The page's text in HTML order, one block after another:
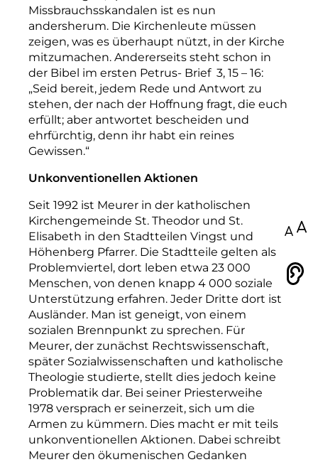
Missbrauchsskandalen ist es nun
andersherum. Die Kirchenleute müssen
zeigen, was es überhaupt nützt, in der Kirche
mitzumachen. Andererseits steht schon in
der Bibel im ersten Petrus- Brief 3, 15 – 16:
„Seid bereit, jedem Rede und Antwort zu
stehen, der nach der Hoffnung fragt, die euch
erfüllt; aber antwortet bescheiden und
ehrfürchtig, denn ihr habt ein reines
Gewissen.“
Unkonventionellen Aktionen
Seit 1992 ist Meurer in der katholischen
Kirchengemeinde St. Theodor und St.
Elisabeth in den Stadtteilen Vingst und
Höhenberg Pfarrer. Die Stadtteile gelten als
Problemviertel, dort leben etwa 23 000
Menschen, von denen knapp 4 000 soziale
Unterstützung erfahren. Jeder Dritte dort ist
Ausländer. Man ist geneigt, von einem
sozialen Brennpunkt zu sprechen. Für
Meurer, der zunächst Rechtswissenschaft,
später Sozialwissenschaften und katholische
Theologie studierte, stellt dies jedoch keine
Problematik dar. Bei seiner Priesterweihe
1978 versprach er seinerzeit, sich um die
Armen zu kümmern. Dies macht er mit teils
unkonventionellen Aktionen. Dabei schreibt
Meurer den ökumenischen Gedanken
100
Vorlesen